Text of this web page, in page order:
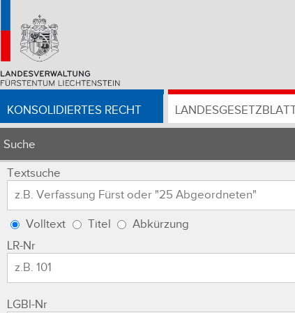
KONSOLIDIERTES RECHT
Suche
Textsuche
Volltext Titel
Abkürzung
LR-Nr
LGBl-Nr